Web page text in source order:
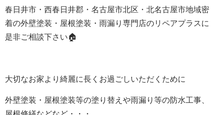
春日井市・西春日井郡・名古屋市北区・北名古屋市地域密
着の外壁塗装・屋根塗装・雨漏り専門店のリペアプラスに
是非ご相談下さい🏠
大切なお家より綺麗に長くお過ごしいただく ために
外壁塗装・屋根塗装等の塗り替えや雨漏り等の防水工事、